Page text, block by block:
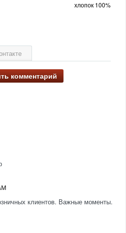
хлопок 100%
комментарий
клиентов. Важные моменты.